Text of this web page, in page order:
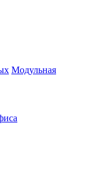
Модульная